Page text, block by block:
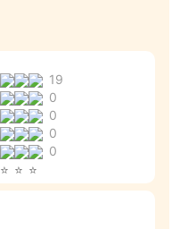
19
0
0
0
0